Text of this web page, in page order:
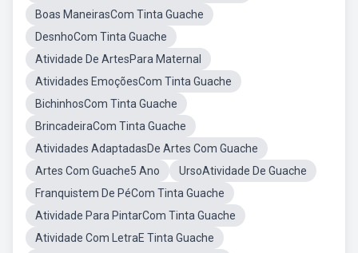
Boas ManeirasCom Tinta Guache
DesnhoCom Tinta Guache
Atividade De ArtesPara Maternal
Atividades EmoçõesCom Tinta Guache
BichinhosCom Tinta Guache
BrincadeiraCom Tinta Guache
Atividades AdaptadasDe Artes Com Guache
Artes Com Guache5 Ano
UrsoAtividade De Guache
Franquistem De PéCom Tinta Guache
Atividade Para PintarCom Tinta Guache
Atividade Com LetraE Tinta Guache